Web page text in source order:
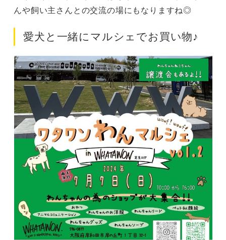
んや飼い主さんとの交流の場にもなりますね◎
愛犬と一緒にマルシェでお買い物♪